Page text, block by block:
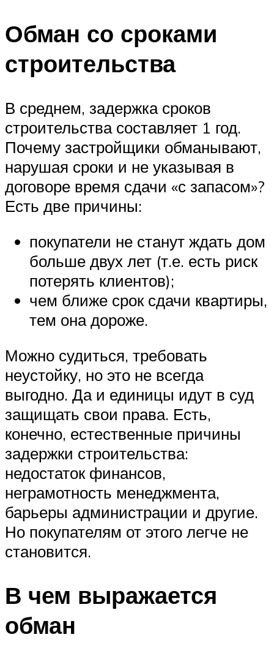
Обман со сроками
строительства
В среднем, задержка сроков
строительства составляет 1 год.
Почему застройщики обманывают,
нарушая сроки и не указывая в
договоре время сдачи «с запасом»?
Есть две причины:
покупатели не станут ждать дом
больше двух лет (т.е. есть риск
потерять клиентов);
чем ближе срок сдачи квартиры,
тем она дороже.
Можно судиться, требовать
неустойку, но это не всегда
выгодно. Да и единицы идут в суд
защищать свои права. Есть,
конечно, естественные причины
задержки строительства:
недостаток финансов,
неграмотность менеджмента,
барьеры администрации и другие.
Но покупателям от этого легче не
становится.
В чем выражается
обман